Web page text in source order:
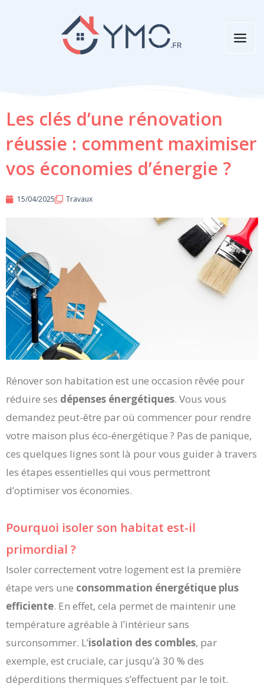
Les clés d’une rénovation
réussie : comment maximiser
vos économies d’énergie ?
15/04/2025 Travaux
Rénover son habitation est une occasion rêvée pour
réduire ses dépenses énergétiques. Vous vous
demandez peut-être par où commencer pour rendre
votre maison plus éco-énergétique ? Pas de panique,
ces quelques lignes sont là pour vous guider à travers
les étapes essentielles qui vous permettront
d’optimiser vos économies.
Pourquoi isoler son habitat est-il
primordial ?
Isoler correctement votre logement est la première
étape vers une consommation énergétique plus
efficiente. En effet, cela permet de maintenir une
température agréable à l’intérieur sans
surconsommer. L’isolation des combles, par
exemple, est cruciale, car jusqu’à 30 % des
déperditions thermiques s’effectuent par le toit.